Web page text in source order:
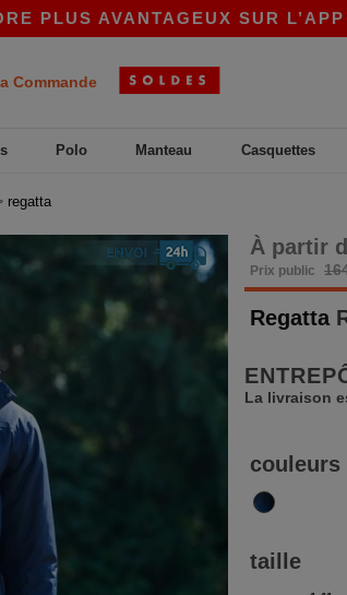
AVANTAGEUX SUR L’APP !|
Commande
Polo Manteau Casquettes
regatta
À partir
Prix public
Regatta
La livraison
couleurs
taille